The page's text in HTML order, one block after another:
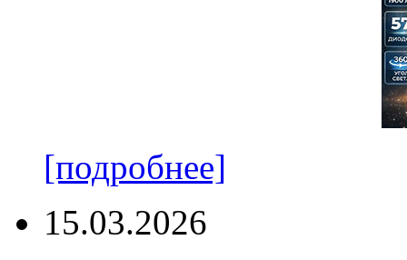
[подробнее]
15.03.2026